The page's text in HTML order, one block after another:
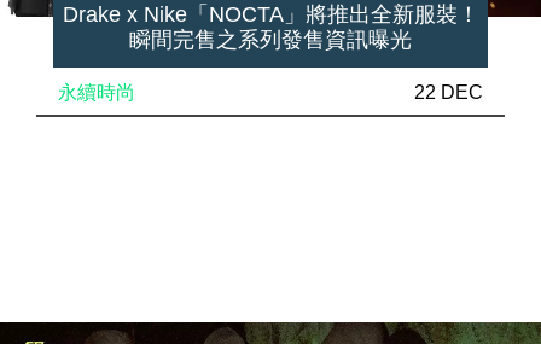
Drake x Nike「NOCTA」將推出全新服裝！
瞬間完售之系列發售資訊曝光
永續時尚 22 DEC